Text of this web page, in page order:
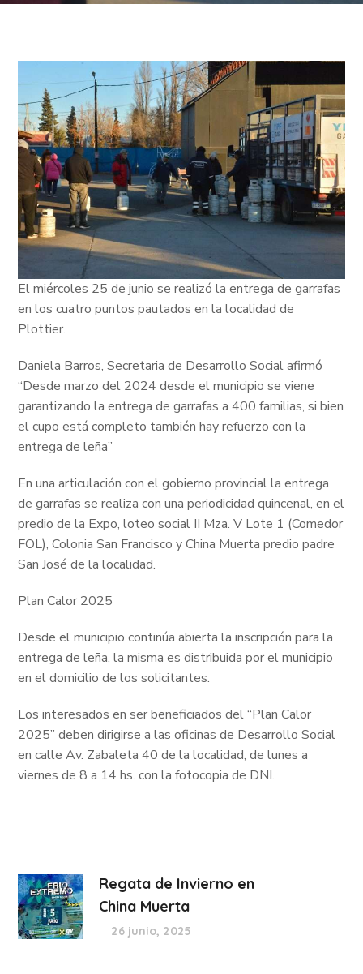
El miércoles 25 de junio se realizó la entrega de garrafas
en los cuatro puntos pautados en la localidad de
Plottier.
Daniela Barros, Secretaria de Desarrollo Social afirmó
“Desde marzo del 2024 desde el municipio se viene
garantizando la entrega de garrafas a 400 familias, si bien
el cupo está completo también hay refuerzo con la
entrega de leña”
En una articulación con el gobierno provincial la entrega
de garrafas se realiza con una periodicidad quincenal, en el
predio de la Expo, loteo social II Mza. V Lote 1 (Comedor
FOL), Colonia San Francisco y China Muerta predio padre
San José de la localidad.
Plan Calor 2025
Desde el municipio continúa abierta la inscripción para la
entrega de leña, la misma es distribuida por el municipio
en el domicilio de los solicitantes.
Los interesados en ser beneficiados del “Plan Calor
2025” deben dirigirse a las oficinas de Desarrollo Social
en calle Av. Zabaleta 40 de la localidad, de lunes a
viernes de 8 a 14 hs. con la fotocopia de DNI.
Regata de Invierno en
China Muerta
26 junio, 2025